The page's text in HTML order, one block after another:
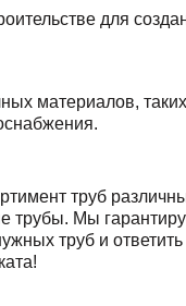
для
материалов,
труб
Мы
труб и